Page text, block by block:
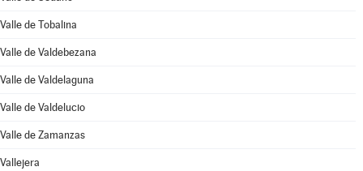
Valle de Tobalina
Valle de Valdebezana
Valle de Valdelaguna
Valle de Valdelucio
Valle de Zamanzas
Vallejera